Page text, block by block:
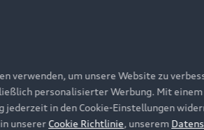
verwenden, um unsere Website zu
personalisierter Werbung. Mit
jederzeit in den Cookie-Einstellungen
unserer Cookie Richtlinie, unserem